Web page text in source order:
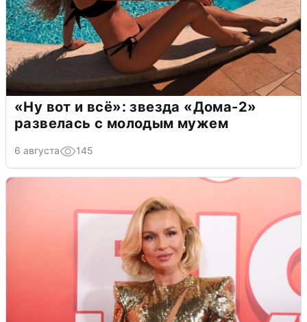
«Ну вот и всё»: звезда «Дома-2»
развелась с молодым мужем
6 августа 145